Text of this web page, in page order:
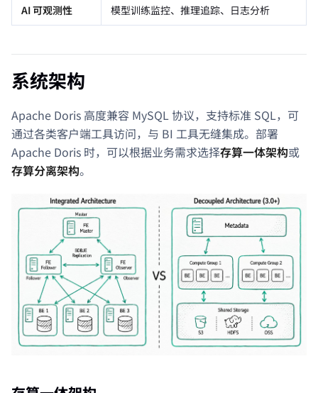
AI 可观测性 模型训练监控、推理追踪、日志分析
系统架构
Apache Doris 高度兼容 MySQL 协议，支持标准 SQL，可
通过各类客户端工具访问，与 BI 工具无缝集成。部署
Apache Doris 时，可以根据业务需求选择存算一体架构或
存算分离架构。